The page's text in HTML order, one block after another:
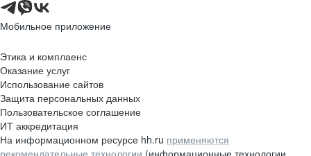
Мобильное приложение
Этика и комплаенс
Оказание услуг
Использование сайтов
Защита персональных данных
Пользовательское соглашение
ИТ аккредитация
На информационном ресурсе hh.ru применяются
рекомендательные технологии (информационные технологии